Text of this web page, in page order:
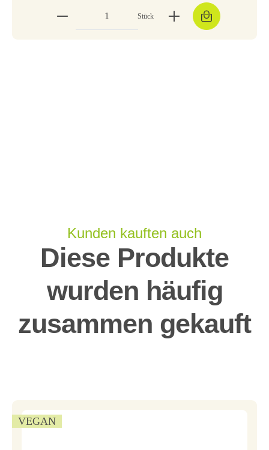
Stück
Kunden kauften auch
Diese Produkte
wurden häufig
zusammen gekauft
VEGAN